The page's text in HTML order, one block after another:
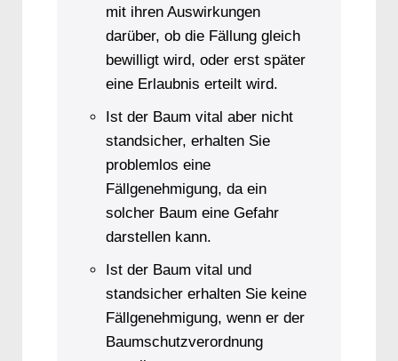
mit ihren Auswirkungen
darüber, ob die Fällung gleich
bewilligt wird, oder erst später
eine Erlaubnis erteilt wird.
Ist der Baum vital aber nicht
standsicher, erhalten Sie
problemlos eine
Fällgenehmigung, da ein
solcher Baum eine Gefahr
darstellen kann.
Ist der Baum vital und
standsicher erhalten Sie keine
Fällgenehmigung, wenn er der
Baumschutzverordnung